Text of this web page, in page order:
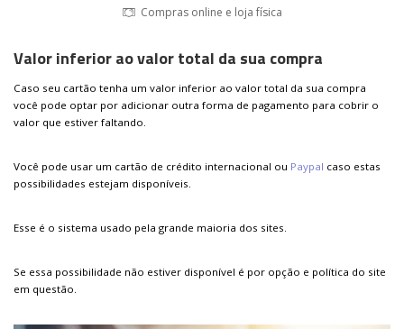
Compras online e loja física
Valor inferior ao valor total da sua compra
Caso seu cartão tenha um valor inferior ao valor total da sua compra
você pode optar por adicionar outra forma de pagamento para cobrir o
valor que estiver faltando.
Você pode usar um cartão de crédito internacional ou Paypal caso estas
possibilidades estejam disponíveis.
Esse é o sistema usado pela grande maioria dos sites.
Se essa possibilidade não estiver disponível é por opção e política do site
em questão.